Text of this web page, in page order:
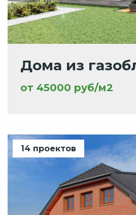
Дома из
от 45000 руб/м2
14 проектов